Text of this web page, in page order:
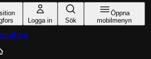
Logga in Sök
Öppna
mobilmenyn